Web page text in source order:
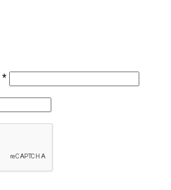
*Required